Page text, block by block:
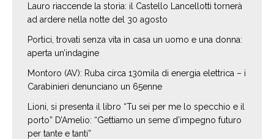
Lauro riaccende la storia: il Castello Lancellotti tornerà
ad ardere nella notte del 30 agosto
Portici, trovati senza vita in casa un uomo e una donna:
aperta un’indagine
Montoro (AV): Ruba circa 130mila di energia elettrica – i
Carabinieri denunciano un 65enne
Lioni, si presenta il libro “Tu sei per me lo specchio e il
porto” D’Amelio: “Gettiamo un seme d’impegno futuro
per tante e tanti”